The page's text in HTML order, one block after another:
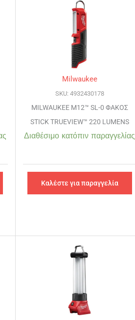
Milwaukee
SKU: 4932430178
MILWAUKEE M12™ SL-0 ΦΑΚΟΣ
STICK TRUEVIEW™ 220 LUMENS
Διαθέσιμο κατόπιν παραγγελίας
Καλέστε για παραγγελία